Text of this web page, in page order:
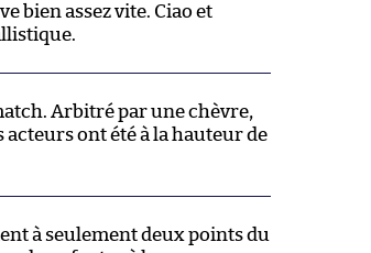
bien assez vite. Ciao et
Arbitré par une chèvre,
acteurs ont été à la hauteur de
à seulement deux points du